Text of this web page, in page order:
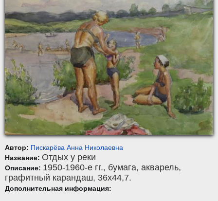
Автор: Пискарёва Анна Николаевна
Название: Отдых у реки
Описание: 1950-1960-е гг., бумага, акварель,
графитный карандаш, 36x44,7.
Дополнительная информация: